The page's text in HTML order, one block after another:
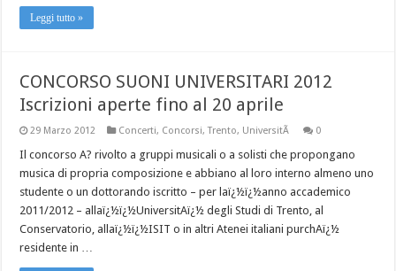
Leggi tutto »
CONCORSO SUONI UNIVERSITARI 2012
Iscrizioni aperte fino al 20 aprile
29 Marzo 2012 Concerti, Concorsi,Trento, UniversitÃ 0
Il concorso A? rivolto a gruppi musicali o a solisti che propongano
musica di propria composizione e abbiano al loro interno almeno uno
studente o un dottorando iscritto – per laï¿½ï¿½anno accademico
2011/2012 – allaï¿½ï¿½UniversitAï¿½ degli Studi di Trento, al
Conservatorio, allaï¿½ï¿½ISIT o in altri Atenei italiani purchAï¿½
residente in …